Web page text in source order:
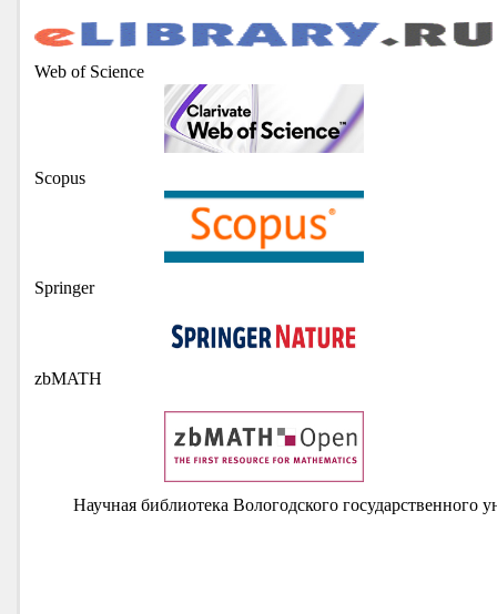
Web of Science
Scopus
Springer
zbMATH
Научная библиотека Вологодского государственного